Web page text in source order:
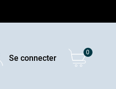
Se connecter
0